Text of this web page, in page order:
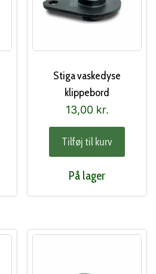
Stiga vaskedyse
klippebord
(125033060/0)
13,00 kr.
Tilføj til kurv
På lager